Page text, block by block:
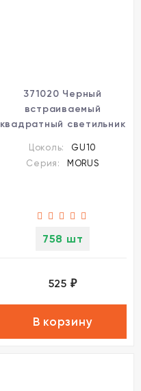
371020 Черный
встраиваемый
квадратный светильник
плафоном под лампу
GU10 50W 220-240V
Цоколь:
GU10
Серия:
MORUS
758 шт
525 ₽
В корзину